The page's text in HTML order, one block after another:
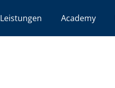
Leistungen Academy